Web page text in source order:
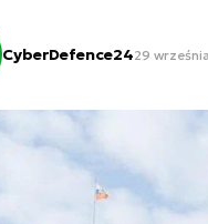
CyberDefence2429